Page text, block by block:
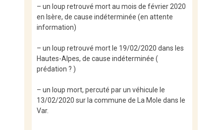
– un loup retrouvé mort au mois de février 2020
en Isère, de cause indéterminée (en attente
information)
– un loup retrouvé mort le 19/02/2020 dans les
Hautes-Alpes, de cause indéterminée (
prédation ? )
– un loup mort, percuté par un véhicule le
13/02/2020 sur la commune de La Mole dans le
Var.